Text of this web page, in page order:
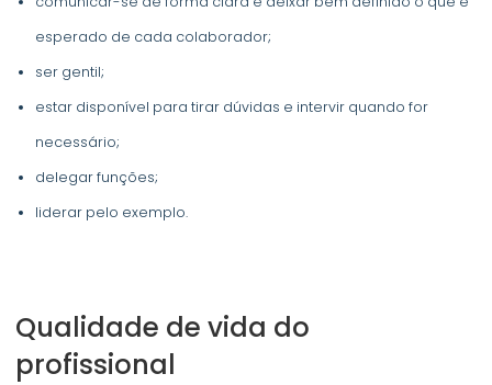
esperado de cada colaborador;
ser gentil;
estar disponível para tirar dúvidas e intervir quando for
necessário;
delegar funções;
liderar pelo exemplo.
Qualidade de vida do
profissional